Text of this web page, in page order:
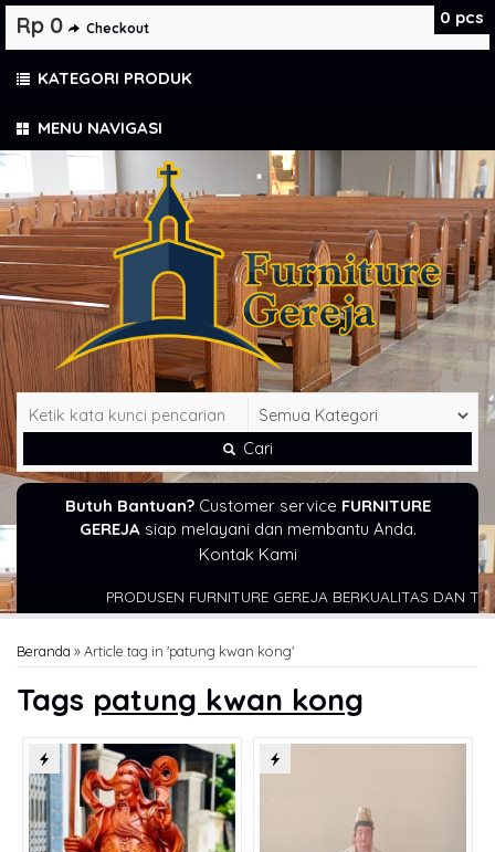
MENU NAVIGASI
Cari
Butuh Bantuan?Customer service FURNITURE
GEREJAsiap melayani dan membantu Anda.
Kontak Kami
PRODUSEN FURNITURE GEREJA BERKUALITAS DAN
Beranda »Article tag in 'patung kwan kong'
Tags patung kwan kong
0 pcs
Rp 0 Checkout
KATEGORI PRODUK